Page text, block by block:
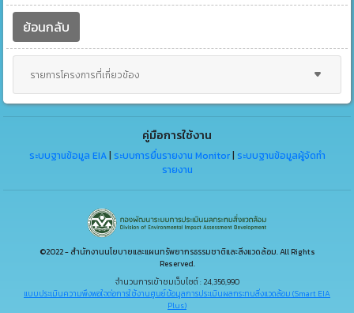
ย้อนกลับ
รายการโครงการที่เกี่ยวข้อง
คู่มือการใช้งาน
ระบบฐานข้อมูล EIA| ระบบการยื่นรายงาน Monitor| ระบบฐานข้อมูลผู้จัดทำ
รายงาน
©2022 - สำนักงานนโยบายและแผนทรัพยากรธรรมชาติและสิ่งแวดล้อม. All Rights
Reserved.
จำนวนการเข้าชมเว็บไซต์ : 24,356,990
แบบประเมินความพึงพอใจต่อการใช้งานศูนย์ข้อมูลการประเมินผลกระทบสิ่งแวดล้อม (Smart EIA
Plus)